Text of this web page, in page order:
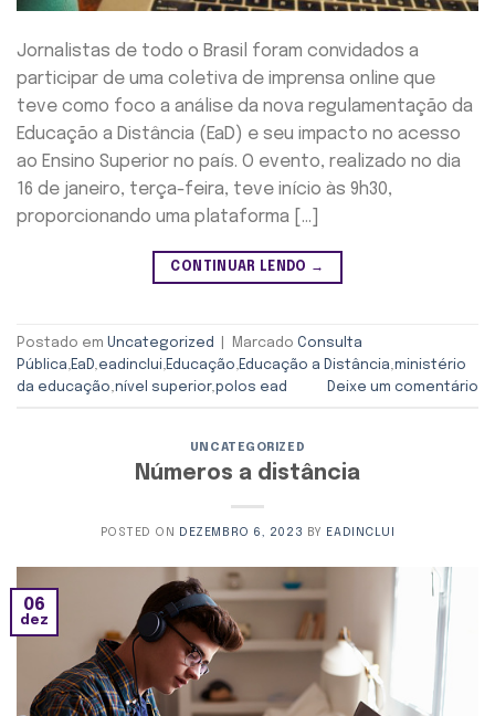
Jornalistas de todo o Brasil foram convidados a
participar de uma coletiva de imprensa online que
teve como foco a análise da nova regulamentação da
Educação a Distância (EaD) e seu impacto no acesso
ao Ensino Superior no país. O evento, realizado no dia
16 de janeiro, terça-feira, teve início às 9h30,
proporcionando uma plataforma […]
CONTINUAR LENDO →
Postado em Uncategorized Marcado Consulta
Pública,EaD,eadinclui,Educação,Educação a Distância,ministério
da educação,nível superior,polos ead Deixe um comentário
UNCATEGORIZED
Números a distância
POSTED ON DEZEMBRO 6, 2023 BY EADINCLUI
06
dez